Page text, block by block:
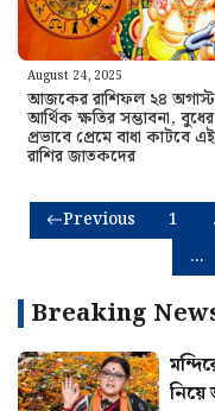
August 24, 2025
আজকের রাশিফল ২৪
আর্থিক ক্ষতির সম্ভাবনা, বুধের
প্রভাবে প্রেমে বাধা কাটবে এই
রাশির জাতকদের
Previous 1
…
Breaking
নিয়ে